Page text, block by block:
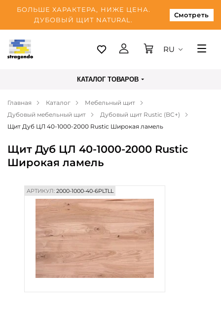
БОЛЬШЕ ХАРАКТЕРА, НИЖЕ ЦЕНА.
ДУБОВЫЙ ЩИТ NATURAL.
Смотреть
Таллинн
Оплата
О нас
Блог
Контакты
RU
КАТАЛОГ ТОВАРОВ
Главная Каталог
Мебельный щит
Дубовый мебельный щит
Дубовый щит Rustic (BC+)
Щит Дуб ЦЛ 40-1000-2000 Rustic Широкая ламель
Щит Дуб ЦЛ 40-1000-2000 Rustic
Широкая ламель
АРТИКУЛ:2000-1000-40-6PLTLL